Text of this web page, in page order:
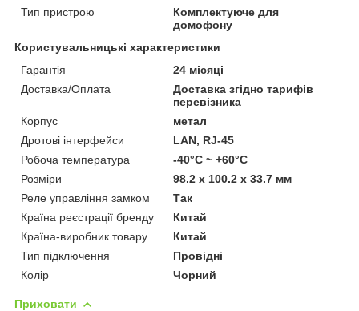
Тип пристрою
Комплектуюче для
домофону
Користувальницькі характеристики
Гарантія
24 місяці
Доставка/Оплата
Доставка згідно тарифів
перевізника
Корпус
метал
Дротові інтерфейси
LAN, RJ-45
Робоча температура
-40°С ~ +60°С
Розміри
98.2 х 100.2 х 33.7 мм
Реле управління замком
Так
Країна реєстрації бренду
Китай
Країна-виробник товару
Китай
Тип підключення
Провідні
Колір
Чорний
Приховати